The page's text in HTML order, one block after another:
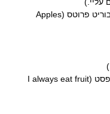
תעתיק: אפלז אנד אורנג'ס אר מאי פייבוריט פרוטס (Apples
תעתיק: איי אולווייז איט פרוט פור ברקפסט (I always eat fruit